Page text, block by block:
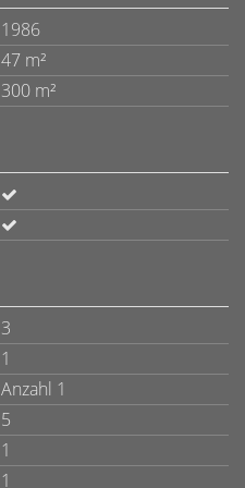
1986
47 m²
300 m²
3
1
Anzahl 1
5
1
1